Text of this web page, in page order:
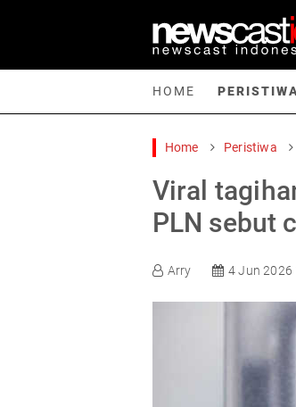
HOME PERISTIWA
Gaya Hidup
Home Peristiwa
Viral
PLN sebut
Arry 4 Jun 2026